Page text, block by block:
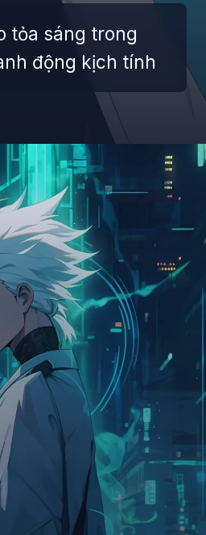
tỏa sáng trong
động kịch tính
toshiro